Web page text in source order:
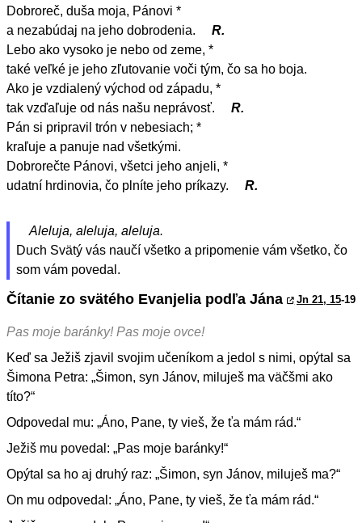
Dobroreč, duša moja, Pánovi *
a nezabúdaj na jeho dobrodenia.
R.
Lebo ako vysoko je nebo od zeme, *
také veľké je jeho zľutovanie voči tým, čo sa ho boja.
Ako je vzdialený východ od západu, *
tak vzďaľuje od nás našu neprávosť.
R.
Pán si pripravil trón v nebesiach; *
kraľuje a panuje nad všetkými.
Dobrorečte Pánovi, všetci jeho anjeli, *
udatní hrdinovia, čo plníte jeho príkazy.
R.
Aleluja, aleluja, aleluja.
Duch Svätý vás naučí všetko a pripomenie vám všetko, čo
som vám povedal.
Čítanie zo svätého Evanjelia podľa Jána Jn 21, 15-19
Pas moje baránky! Pas moje ovce!
Keď sa Ježiš zjavil svojim učeníkom a jedol s nimi, opýtal sa
Šimona Petra: „Šimon, syn Jánov, miluješ ma väčšmi ako
títo?“
Odpovedal mu: „Áno, Pane, ty vieš, že ťa mám rád.“
Ježiš mu povedal: „Pas moje baránky!“
Opýtal sa ho aj druhý raz: „Šimon, syn Jánov, miluješ ma?“
On mu odpovedal: „Áno, Pane, ty vieš, že ťa mám rád.“